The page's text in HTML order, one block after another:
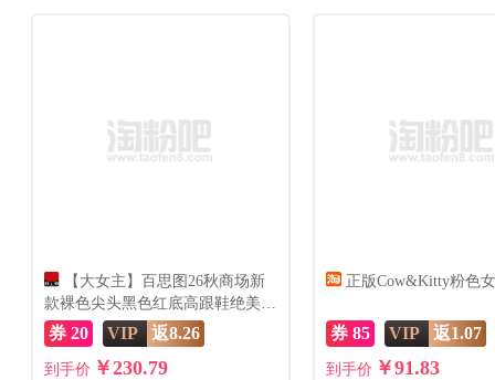
【大女主】百思图26秋商场新
款裸色尖头黑色红底高跟鞋绝美女
单鞋
券 20 VIP 返8.26
到手价 ￥230.79
正版Cow&Kitty粉色
券 85 VIP 返1.07
到手价 ￥91.83